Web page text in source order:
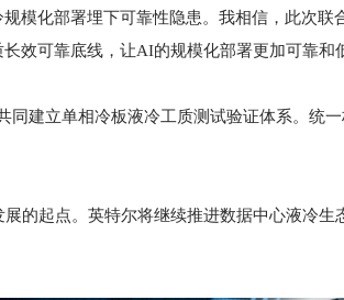
模化部署埋下可靠性隐患。我相信，此次联
效可靠底线，让AI的规模化部署更加可靠和
建立单相冷板液冷工质测试验证体系。统
的起点。英特尔将继续推进数据中心液冷生